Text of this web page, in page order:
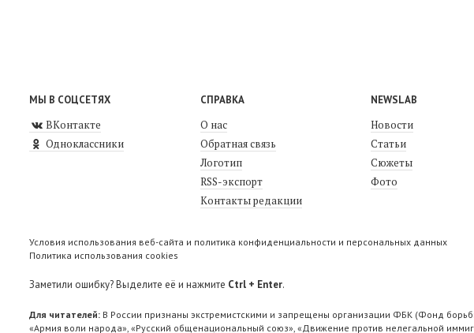
МЫ В СОЦСЕТЯХ
ВКонтакте
Одноклассники
СПРАВКА
О нас
Обратная связь
Логотип
RSS-экспорт
Контакты редакции
NEWSLAB
Новости
Статьи
Сюжеты
Фото
Условия использования веб-сайта и политика конфиденциальности и персональных данных
Политика использования cookies
Заметили ошибку? Выделите её и нажмите Ctrl + Enter.
Для читателей: В России признаны экстремистскими и запрещены организации ФБК (Фонд
«Армия воли народа», «Русский общенациональный союз», «Движение против нелегальной